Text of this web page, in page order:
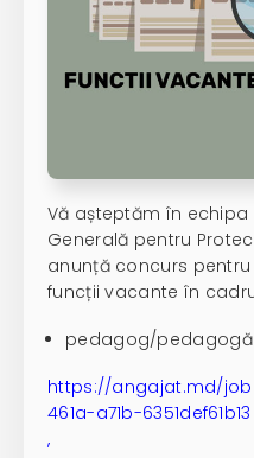
Vă așteptăm în echipa
Generală pentru
anunță concurs
funcții vacante în
pedagog/pedagogă
https://angajat.md/
461a-a71b-6351def61b13
,